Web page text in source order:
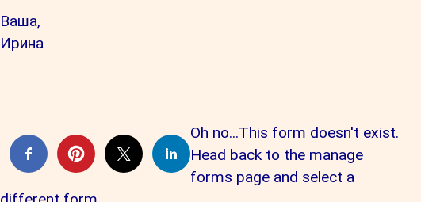
Ваша,
Ирина
Oh no...This form doesn't exist.
Head back to the manage
forms page and select a